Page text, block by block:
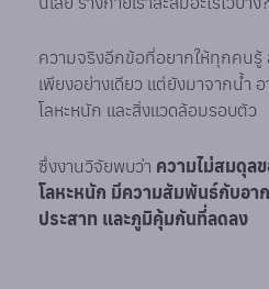
ความจริงอีกข้อที่อยากให้ทุกคนรู้
เพียงอย่างเดียว แต่ยังมาจากน้ำ
โลหะหนัก และสิ่งแวดล้อมรอบตัว
ซึ่งงานวิจัยพบว่า ความไม่สมดุล
โลหะหนัก มีความสัมพันธ์กับอา
ประสาท และภูมิคุ้มกันที่ลดลง